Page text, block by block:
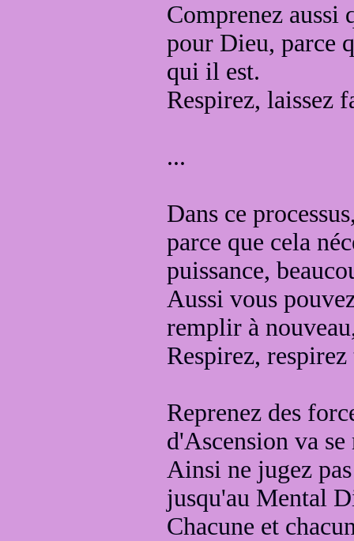
Comprenez aussi
pour Dieu, parce
qui il est.
Respirez, laissez
...
Dans ce
parce que cela
puissance,
Aussi vous
remplir à
Respirez,
Reprenez des
d'Ascension va
Ainsi ne jugez
jusqu'au Mental
Chacune et